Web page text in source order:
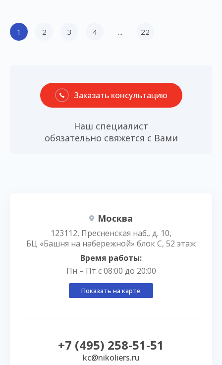
1 2 3 4 ... 22
Заказать консультацию
Наш специалист
обязательно свяжется с Вами
Москва
123112, Пресненская наб., д. 10,
БЦ «Башня на набережной» блок С, 52 этаж
Время работы:
Пн – Пт с 08:00 до 20:00
Показать на карте
+7 (495) 258-51-51
kc@nikoliers.ru